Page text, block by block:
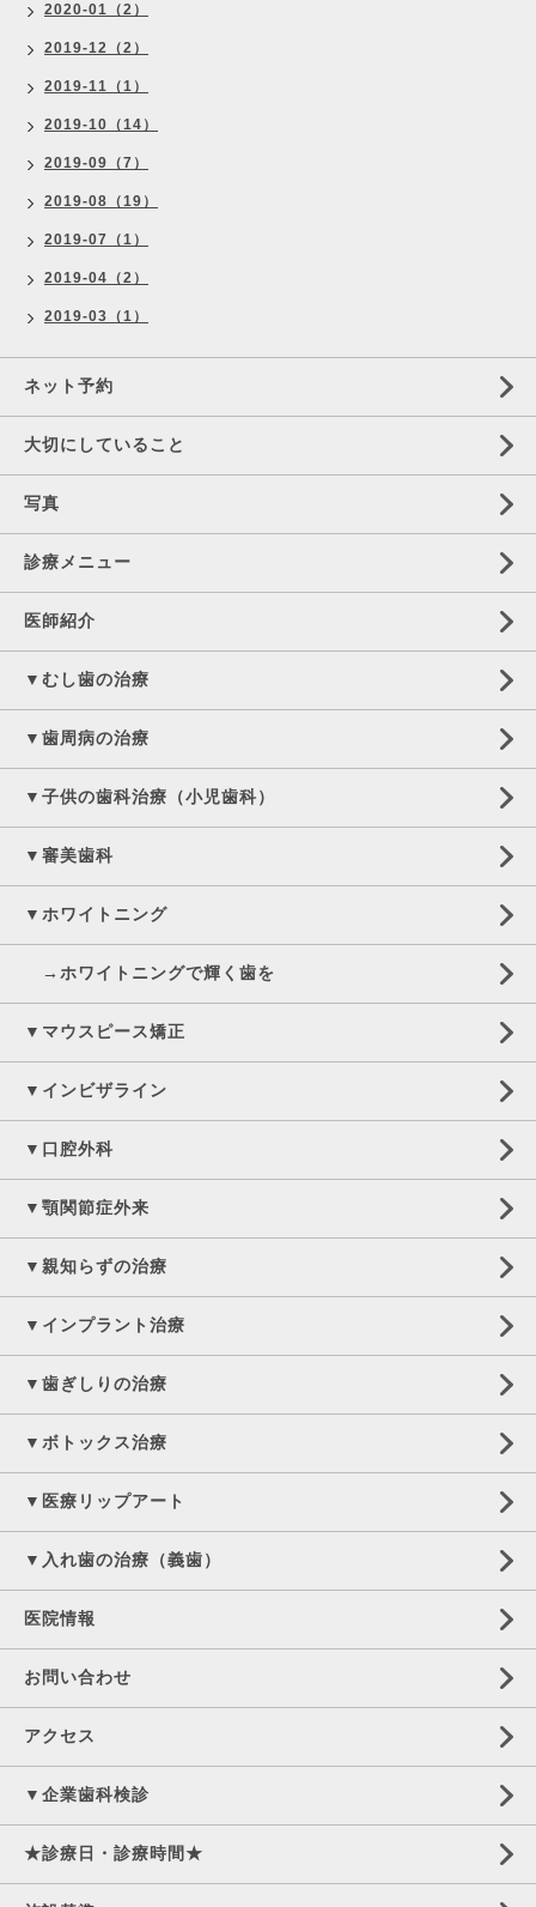
2020-01（2）
2019-12（2）
2019-11（1）
2019-10（14）
2019-09（7）
2019-08（19）
2019-07（1）
2019-04（2）
2019-03（1）
ネット予約
大切にしていること
写真
診療メニュー
医師紹介
▼むし歯の治療
▼歯周病の治療
▼子供の歯科治療（小児歯科）
▼審美歯科
▼ホワイトニング
→ホワイトニングで輝く歯を
▼マウスピース矯正
▼インビザライン
▼口腔外科
▼顎関節症外来
▼親知らずの治療
▼インプラント治療
▼歯ぎしりの治療
▼ボトックス治療
▼医療リップアート
▼入れ歯の治療（義歯）
医院情報
お問い合わせ
アクセス
▼企業歯科検診
★診療日・診療時間★